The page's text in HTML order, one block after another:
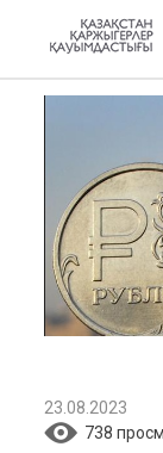
23.08.2023
738